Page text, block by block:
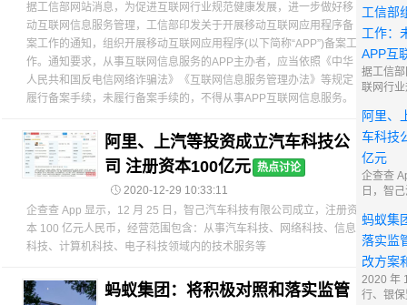
据工信部网站消息，为促进互联网行业规范健康发展，进一步做好移
动互联网信息服务管理，工信部印发关于开展移动互联网应用程序备
案工作的通知，组织开展移动互联网应用程序(以下简称“APP”)备案工
作。通知要求，从事互联网信息服务的APP主办者，应当依照《中华
人民共和国反电信网络诈骗法》《互联网信息服务管理办法》等规定
履行备案手续，未履行备案手续的，不得从事APP互联网信息服务。
阿里、上汽等投资成立汽车科技公
司 注册资本100亿元 热点讨论
 2020-12-29 10:33:11
企查查 App 显示，12 月 25 日，智己汽车科技有限公司成立，注册资
本 100 亿元人民币，经营范围包含：从事汽车科技、网络科技、信息
科技、计算机科技、电子科技领域内的技术服务等
蚂蚁集团：将积极对照和落实监管
工信部
工作：
APP互
据工信
联网行
理，工
互联网
知，组
程序(以
作。通
息服务
照《中
络诈骗
管理办
续，未
从事
阿里、
车科技
亿元
企查查
日，智
币，经
科技、
计算机
的技术
蚂蚁集
落实监
改方案
2020 年
行、银